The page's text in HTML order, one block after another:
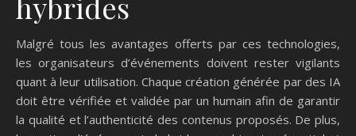
Malgré tous les avantages offerts par ces technologies,
les organisateurs d’événements doivent rester vigilants
quant à leur utilisation. Chaque création générée par des IA
doit être vérifiée et validée par un humain afin de garantir
la qualité et l’authenticité des contenus proposés. De plus,